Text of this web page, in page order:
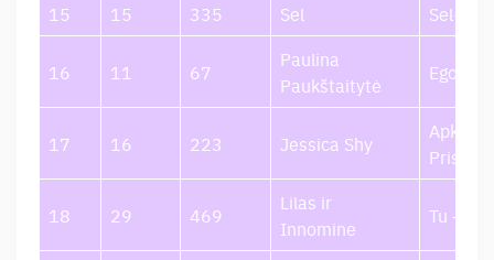
15
15 335 Sel Sel-Fi
16 11 67
Paulina
Paukštaitytė
Ego
17 16 223 Jessica Shy
18 29 469
Lilas ir
Innomine
Tu –